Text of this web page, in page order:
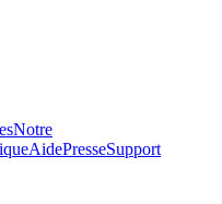
Notre
AidePresseSupport